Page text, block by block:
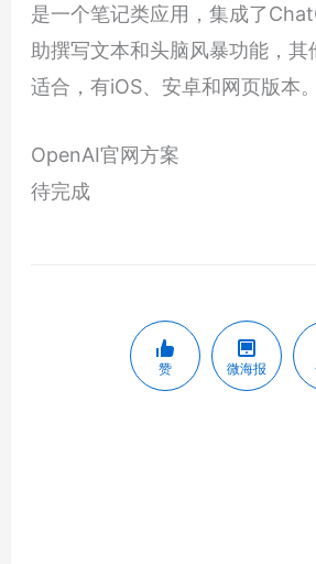
是一个笔记类应用，集成了
助撰写文本和头脑风暴功能，其
适合，有iOS、安卓和网页版本。
OpenAI官网方案
待完成
赞 微海报